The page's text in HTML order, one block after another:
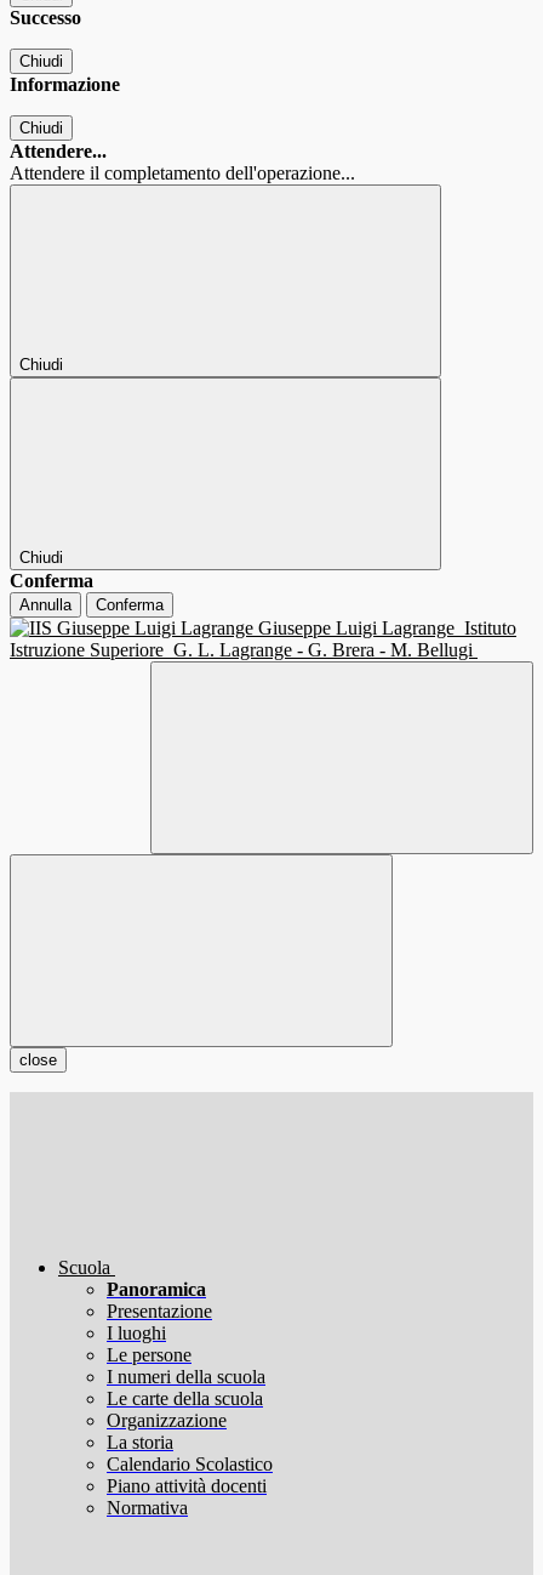
Successo
Chiudi
Informazione
Chiudi
Attendere...
Attendere il completamento dell'operazione...
Chiudi
Chiudi
Conferma
Annulla Conferma
Giuseppe Luigi Lagrange Istituto
Istruzione Superiore G. L. Lagrange - G. Brera - M. Bellugi
close
Scuola
Panoramica
Presentazione
I luoghi
Le persone
I numeri della scuola
Le carte della scuola
Organizzazione
La storia
Calendario Scolastico
Piano attività docenti
Normativa